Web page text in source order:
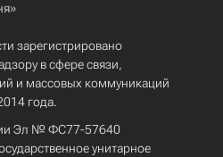
зарегистрировано
в сфере связи,
и массовых коммуникаций
года.
Эл № ФС77-57640
унитарное